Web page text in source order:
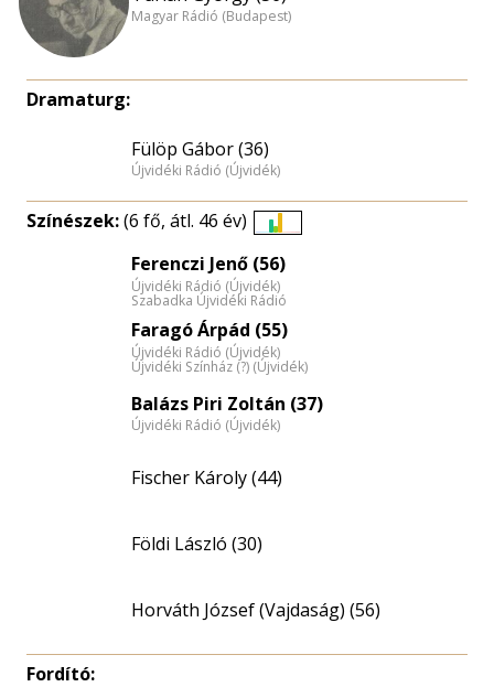
Magyar Rádió (Budapest)
Dramaturg:
Fülöp Gábor (36)
Újvidéki Rádió (Újvidék)
Színészek:(6 fő, átl. 46 év)
eloszlás
nagyítása
Ferenczi Jenő (56)
Újvidéki Rádió (Újvidék)
Szabadka Újvidéki Rádió
Faragó Árpád (55)
Újvidéki Rádió (Újvidék)
Újvidéki Színház (?) (Újvidék)
Balázs Piri Zoltán (37)
Újvidéki Rádió (Újvidék)
Fischer Károly (44)
Földi László (30)
Horváth József (Vajdaság) (56)
Fordító: